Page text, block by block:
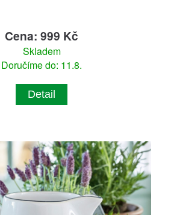
Cena: 999 Kč
Skladem
Doručíme do: 11.8.
Detail